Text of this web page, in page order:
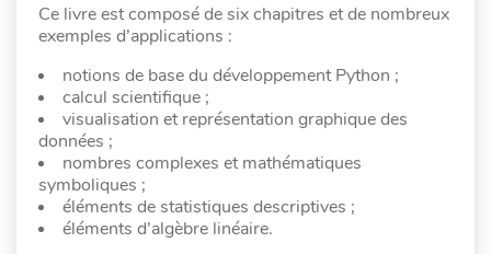
Ce livre est composé de six chapitres et de nombreux
exemples d’applications :
notions de base du développement Python ;
calcul scientifique ;
visualisation et représentation graphique des
données ;
nombres complexes et mathématiques
symboliques ;
éléments de statistiques descriptives ;
éléments d’algèbre linéaire.